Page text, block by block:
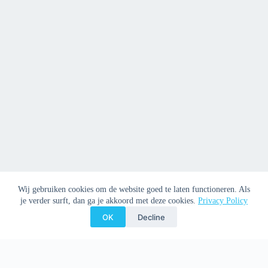
Wij gebruiken cookies om de website goed te laten functioneren. Als
je verder surft, dan ga je akkoord met deze cookies. Privacy Policy
OK Decline